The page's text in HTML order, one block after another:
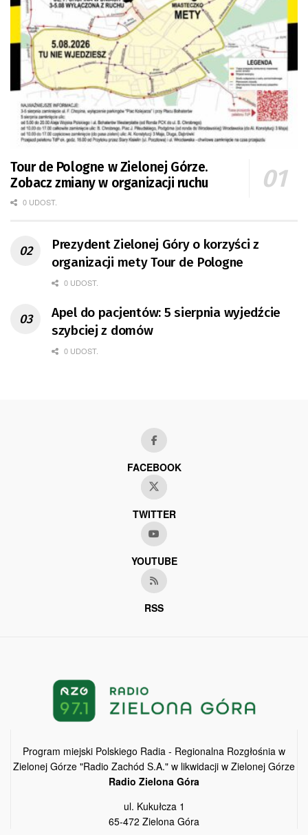
Tour de Pologne w Zielonej Górze.
Zobacz zmiany w organizacji ruchu
0 UDOST.
Prezydent Zielonej Góry o korzyści z
organizacji mety Tour de Pologne
0 UDOST.
Apel do pacjentów: 5 sierpnia wyjedźcie
szybciej z domów
0 UDOST.
FACEBOOK
TWITTER
YOUTUBE
RSS
Program miejski Polskiego Radia - Regionalna Rozgłośnia w
Zielonej Górze "Radio Zachód S.A." w likwidacji w Zielonej Górze
Radio Zielona Góra
ul. Kukułcza 1
65-472 Zielona Góra